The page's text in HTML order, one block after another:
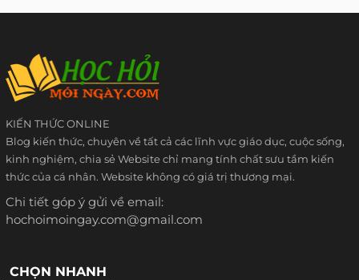
KIẾN THỨC ONLINE
Blog kiến thức, chuyên về tất cả các lĩnh vực giáo dục, cuộc sống,
kinh nghiệm, chia sẻ Website chỉ mang tính chất sưu tầm kiến
thức của cá nhân. Website không có giá trị thương mại.
Chi tiết góp ý gửi về email:
hochoimoingay.com@gmail.com
CHỌN NHANH